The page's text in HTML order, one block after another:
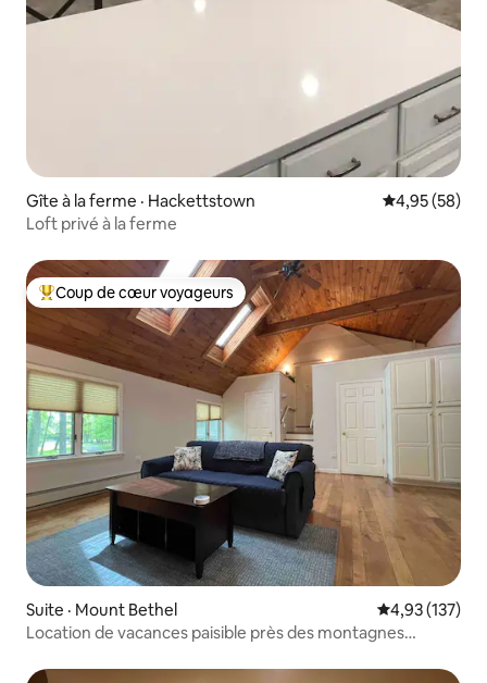
Gîte à la ferme · Hackettstown Note
4,95 (58)
Loft privé à la ferme
Coup de cœur voyageurs parmi les plus aimés
Coup de cœur voyageurs
Suite · Mount Bethel Note
4,93 (137)
Location de vacances paisible près des montagnes